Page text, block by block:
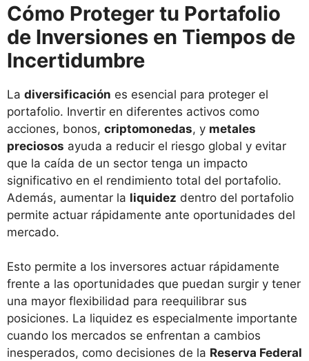
Cómo Proteger tu Portafolio
de Inversiones en Tiempos de
Incertidumbre
La diversificación es esencial para proteger el
portafolio. Invertir en diferentes activos como
acciones, bonos, criptomonedas, y metales
preciosos ayuda a reducir el riesgo global y evitar
que la caída de un sector tenga un impacto
significativo en el rendimiento total del portafolio.
Además, aumentar la liquidez dentro del portafolio
permite actuar rápidamente ante oportunidades del
mercado.
Esto permite a los inversores actuar rápidamente
frente a las oportunidades que puedan surgir y tener
una mayor flexibilidad para reequilibrar sus
posiciones. La liquidez es especialmente importante
cuando los mercados se enfrentan a cambios
inesperados, como decisiones de la Reserva Federal